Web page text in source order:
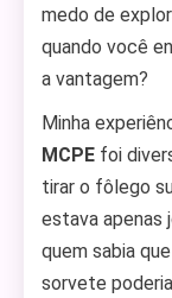
medo de
quando você
a vantagem?
Minha
MCPE foi
tirar o fôlego
estava apenas
quem sabia
sorvete